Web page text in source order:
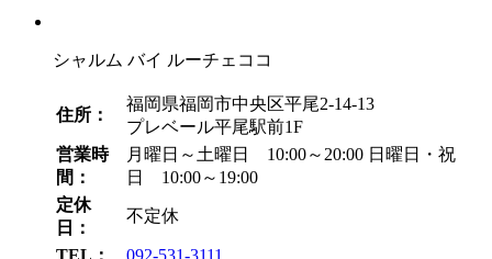
シャルム バイ ルーチェココ
住所：
福岡県福岡市中央区平尾2-14-13
プレベール平尾駅前1F
営業時
間：
月曜日～土曜日 10:00～20:00 日曜日・祝
日 10:00～19:00
定休
日：
不定休